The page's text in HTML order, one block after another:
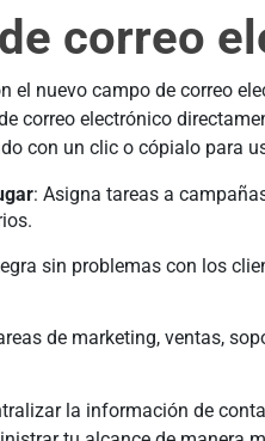
correo
nuevo campo de correo
correo electrónico
con un clic o cópialo para
: Asigna tareas a
sin problemas con los
de marketing, ventas,
la información de